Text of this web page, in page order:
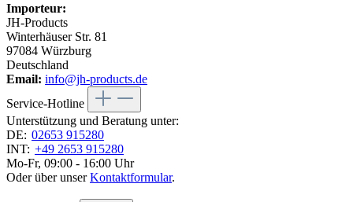
Importeur:
JH-Products
Winterhäuser Str. 81
97084 Würzburg
Deutschland
Email: info@jh-products.de
Service-Hotline
Unterstützung und Beratung unter:
DE: 02653 915280
INT: +49 2653 915280
Mo-Fr, 09:00 - 16:00 Uhr
Oder über unserKontaktformular.